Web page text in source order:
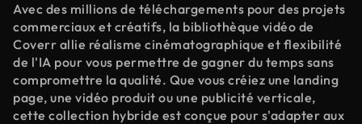
Avec des millions de téléchargements pour des projets
commerciaux et créatifs, la bibliothèque vidéo de
Coverr allie réalisme cinématographique et flexibilité
de l'IA pour vous permettre de gagner du temps sans
compromettre la qualité. Que vous créiez une landing
page, une vidéo produit ou une publicité verticale,
cette collection hybride est conçue pour s'adapter aux